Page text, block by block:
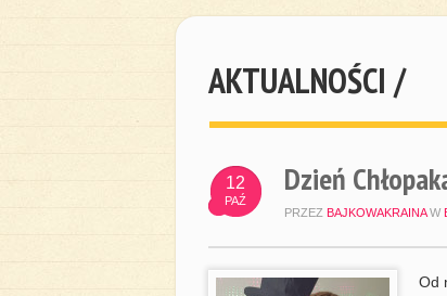
AKTUALNOŚCI /
12
PAŹ
Dzień
PRZEZ BAJKOWAKRAINA W
Od